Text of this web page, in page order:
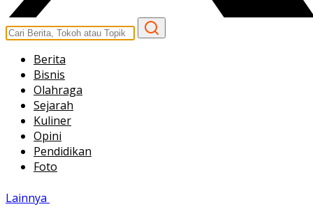
Berita
Bisnis
Olahraga
Sejarah
Kuliner
Opini
Pendidikan
Foto
Lainnya